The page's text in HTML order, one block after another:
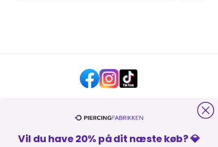
HJÆLP OG KONTAKT
Vil du have 20% på dit næste køb? 💎